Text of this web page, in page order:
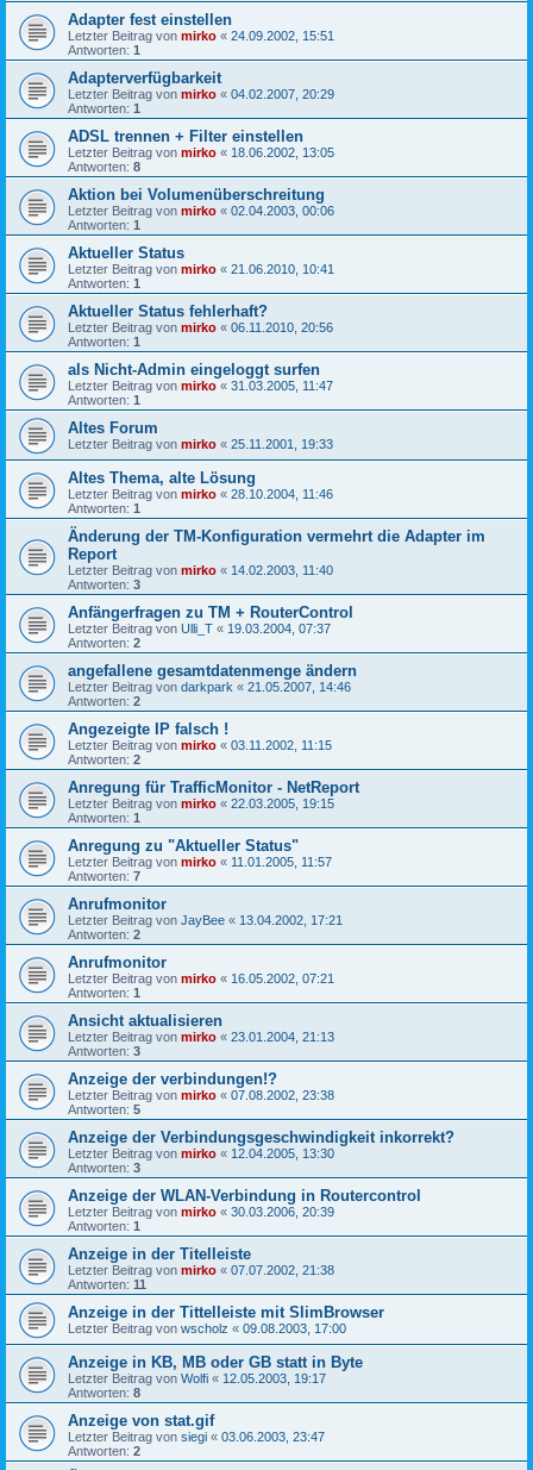
Adapter fest einstellen
Letzter Beitrag von mirko « 24.09.2002, 15:51
Antworten: 1
Adapterverfügbarkeit
Letzter Beitrag von mirko « 04.02.2007, 20:29
Antworten: 1
ADSL trennen + Filter einstellen
Letzter Beitrag von mirko « 18.06.2002, 13:05
Antworten: 8
Aktion bei Volumenüberschreitung
Letzter Beitrag von mirko « 02.04.2003, 00:06
Antworten: 1
Aktueller Status
Letzter Beitrag von mirko « 21.06.2010, 10:41
Antworten: 1
Aktueller Status fehlerhaft?
Letzter Beitrag von mirko « 06.11.2010, 20:56
Antworten: 1
als Nicht-Admin eingeloggt surfen
Letzter Beitrag von mirko « 31.03.2005, 11:47
Antworten: 1
Altes Forum
Letzter Beitrag von mirko « 25.11.2001, 19:33
Altes Thema, alte Lösung
Letzter Beitrag von mirko « 28.10.2004, 11:46
Antworten: 1
Änderung der TM-Konfiguration vermehrt die Adapter im
Report
Letzter Beitrag von mirko « 14.02.2003, 11:40
Antworten: 3
Anfängerfragen zu TM + RouterControl
Letzter Beitrag von Ulli_T « 19.03.2004, 07:37
Antworten: 2
angefallene gesamtdatenmenge ändern
Letzter Beitrag von darkpark « 21.05.2007, 14:46
Antworten: 2
Angezeigte IP falsch !
Letzter Beitrag von mirko « 03.11.2002, 11:15
Antworten: 2
Anregung für TrafficMonitor - NetReport
Letzter Beitrag von mirko « 22.03.2005, 19:15
Antworten: 1
Anregung zu "Aktueller Status"
Letzter Beitrag von mirko « 11.01.2005, 11:57
Antworten: 7
Anrufmonitor
Letzter Beitrag von JayBee « 13.04.2002, 17:21
Antworten: 2
Anrufmonitor
Letzter Beitrag von mirko « 16.05.2002, 07:21
Antworten: 1
Ansicht aktualisieren
Letzter Beitrag von mirko « 23.01.2004, 21:13
Antworten: 3
Anzeige der verbindungen!?
Letzter Beitrag von mirko « 07.08.2002, 23:38
Antworten: 5
Anzeige der Verbindungsgeschwindigkeit inkorrekt?
Letzter Beitrag von mirko « 12.04.2005, 13:30
Antworten: 3
Anzeige der WLAN-Verbindung in Routercontrol
Letzter Beitrag von mirko « 30.03.2006, 20:39
Antworten: 1
Anzeige in der Titelleiste
Letzter Beitrag von mirko « 07.07.2002, 21:38
Antworten: 11
Anzeige in der Tittelleiste mit SlimBrowser
Letzter Beitrag von wscholz « 09.08.2003, 17:00
Anzeige in KB, MB oder GB statt in Byte
Letzter Beitrag von Wolfi « 12.05.2003, 19:17
Antworten: 8
Anzeige von stat.gif
Letzter Beitrag von siegi « 03.06.2003, 23:47
Antworten: 2